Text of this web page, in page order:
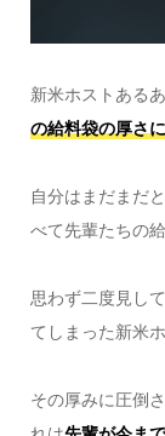
新米ホストある
の給料袋の厚さ
自分はまだまだ
べて先輩たちの
思わず二度見し
てしまった新米
その厚みに圧倒